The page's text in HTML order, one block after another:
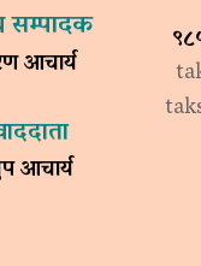
सम्पादक
आचार्य
आचार्य